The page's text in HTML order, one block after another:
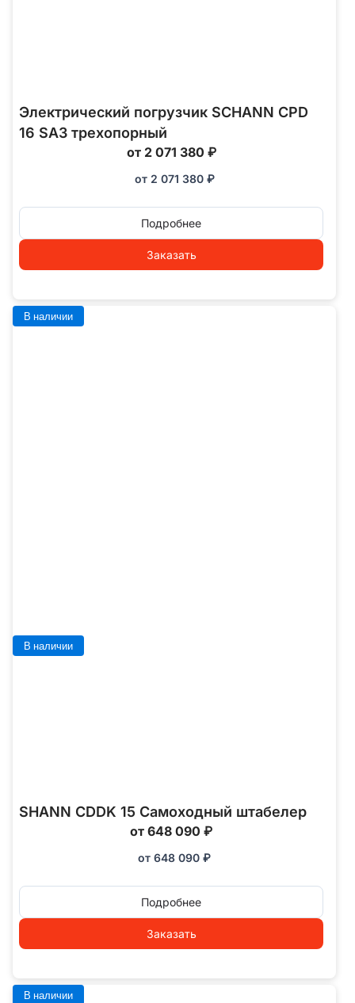
Электрический погрузчик SCHANN CPD
16 SA3 трехопорный
от 2 071 380 ₽
от 2 071 380 ₽
Подробнее
Заказать
В наличии
В наличии
SHANN CDDK 15 Самоходный штабелер
от 648 090 ₽
от 648 090 ₽
Подробнее
Заказать
В наличии